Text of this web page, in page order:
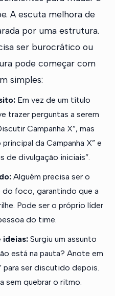
A escuta melhora de
por uma estrutura.
ser burocrático ou
pode começar com
simples:
Em vez de um título
trazer perguntas a serem
Campanha X”, mas
da Campanha X” e
de divulgação iniciais”.
Alguém precisa ser o
foco, garantindo que a
Pode ser o próprio líder
do time.
ideias: Surgiu um assunto
está na pauta? Anote em
para ser discutido depois.
sem quebrar o ritmo.